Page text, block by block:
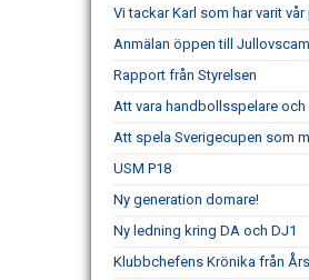
Vi tackar Karl som har varit
Anmälan öppen till
Rapport från Styrelsen
Att vara handbollsspelare
Att spela Sverigecupen som
USM P18
Ny generation domare!
Ny ledning kring DA och DJ1
Klubbchefens Krönika från